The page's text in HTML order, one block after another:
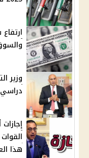
والسوق
وزير
هذا